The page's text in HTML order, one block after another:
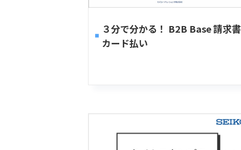
３分で分かる！ B2B Base 請求書
カード払い